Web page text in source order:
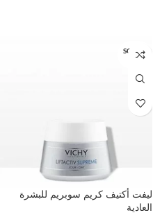
SOLD O
UT
ليفت أكتيف كريم سوبريم للبشرة
العادية